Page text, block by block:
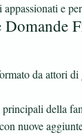
e
da attori di
della
nuove